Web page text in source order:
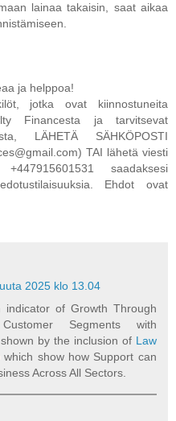
lainaa takaisin, saat aikaa
ja helppoa!
jotka ovat kiinnostuneita
Financesta ja tarvitsevat
LÄHETÄ SÄHKÖPOSTI
TAI lähetä viesti
saadaksesi
Ehdot ovat
2025 klo 13.04
indicator of Growth Through
Segments with
by the inclusion of Law
which show how Support can
Across All Sectors.